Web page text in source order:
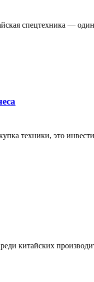
спецтехника —
техники, это
китайских